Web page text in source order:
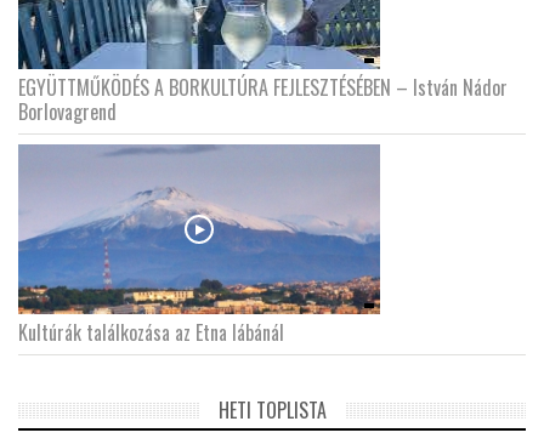
EGYÜTTMŰKÖDÉS A BORKULTÚRA FEJLESZTÉSÉBEN – István Nádor
Borlovagrend
Kultúrák találkozása az Etna lábánál
HETI TOPLISTA